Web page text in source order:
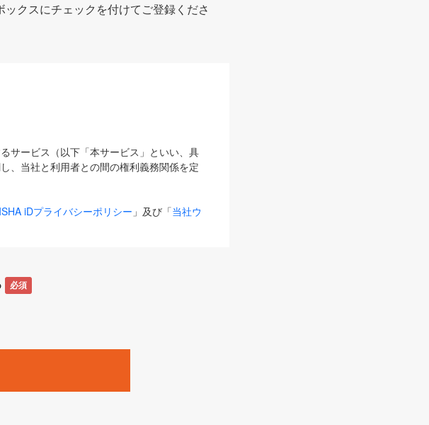
クスにチェックを付けてご登録くださ
サービス（以下「本サービス」といい、具
、当社と利用者との間の権利義務関係を定
iDプライバシーポリシー 」及び「当社ウ
が変更された場合、変更後のサービスを含
ャンペーンをいいます。
」「ECzine」「Biz/Zine」「HRzine」
必須